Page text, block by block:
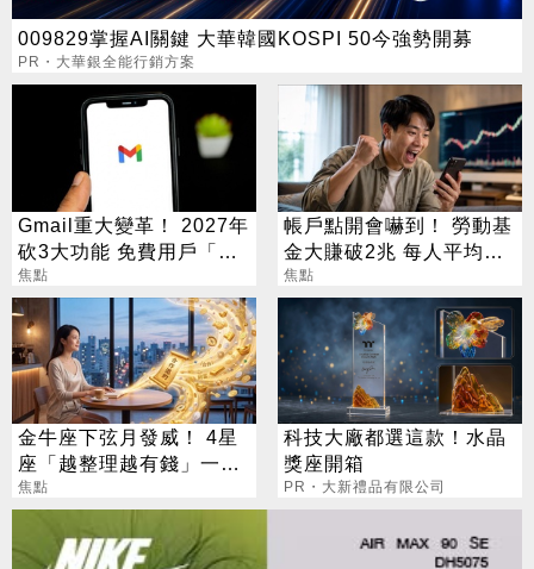
009829掌握AI關鍵 大華韓國KOSPI 50今強勢開募
PR・大華銀全能行銷方案
Gmail重大變革！ 2027年
砍3大功能 免費用戶「這
好康」不能用了
焦點
帳戶點開會嚇到！ 勞動基
金大賺破2兆 每人平均發
財11萬
焦點
金牛座下弦月發威！ 4星
座「越整理越有錢」一路
旺運到10月
焦點
科技大廠都選這款！水晶
獎座開箱
PR・大新禮品有限公司